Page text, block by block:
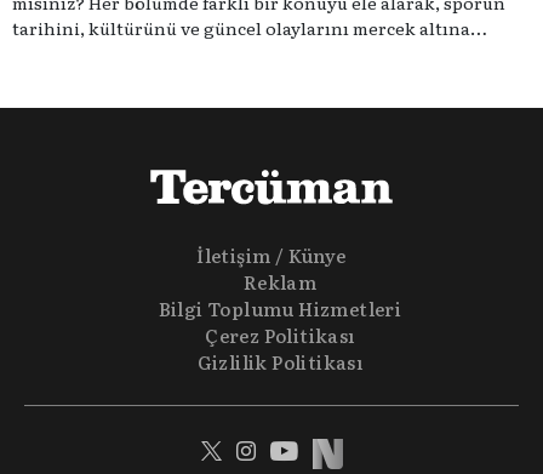
tarihini, kültürünü ve güncel olaylarını mercek altına
olmadığına inananlardansanız "Spor Sohbetleri" tam size
İletişim / Künye
Reklam
Bilgi Toplumu Hizmetleri
Çerez Politikası
Gizlilik Politikası